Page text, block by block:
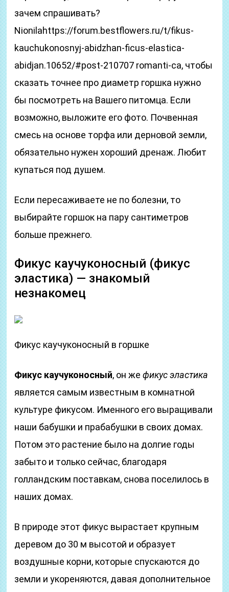
зачем спрашивать?
Nionilahttps://forum.bestflowers.ru/t/fikus-
kauchukonosnyj-abidzhan-ficus-elastica-
abidjan.10652/#post-210707 romanti-ca, чтобы
сказать точнее про диаметр горшка нужно
бы посмотреть на Вашего питомца. Если
возможно, выложите его фото. Почвенная
смесь на основе торфа или дерновой земли,
обязательно нужен хороший дренаж. Любит
купаться под душем.
Если пересаживаете не по болезни, то
выбирайте горшок на пару сантиметров
больше прежнего.
Фикус каучуконосный (фикус
эластика) — знакомый
незнакомец
Фикус каучуконосный в горшке
Фикус каучуконосный, он жефикус эластика
является самым известным в комнатной
культуре фикусом. Именного его выращивали
наши бабушки и прабабушки в своих домах.
Потом это растение было на долгие годы
забыто и только сейчас, благодаря
голландским поставкам, снова поселилось в
наших домах.
В природе этот фикус вырастает крупным
деревом до 30 м высотой и образует
воздушные корни, которые спускаются до
земли и укореняются, давая дополнительное